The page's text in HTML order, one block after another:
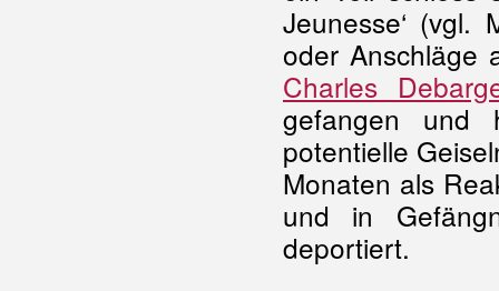
Jeunesse‘ (vgl.
oder Anschläge
Charles
gefangen und
potentielle
Monaten als
und in
deportiert.